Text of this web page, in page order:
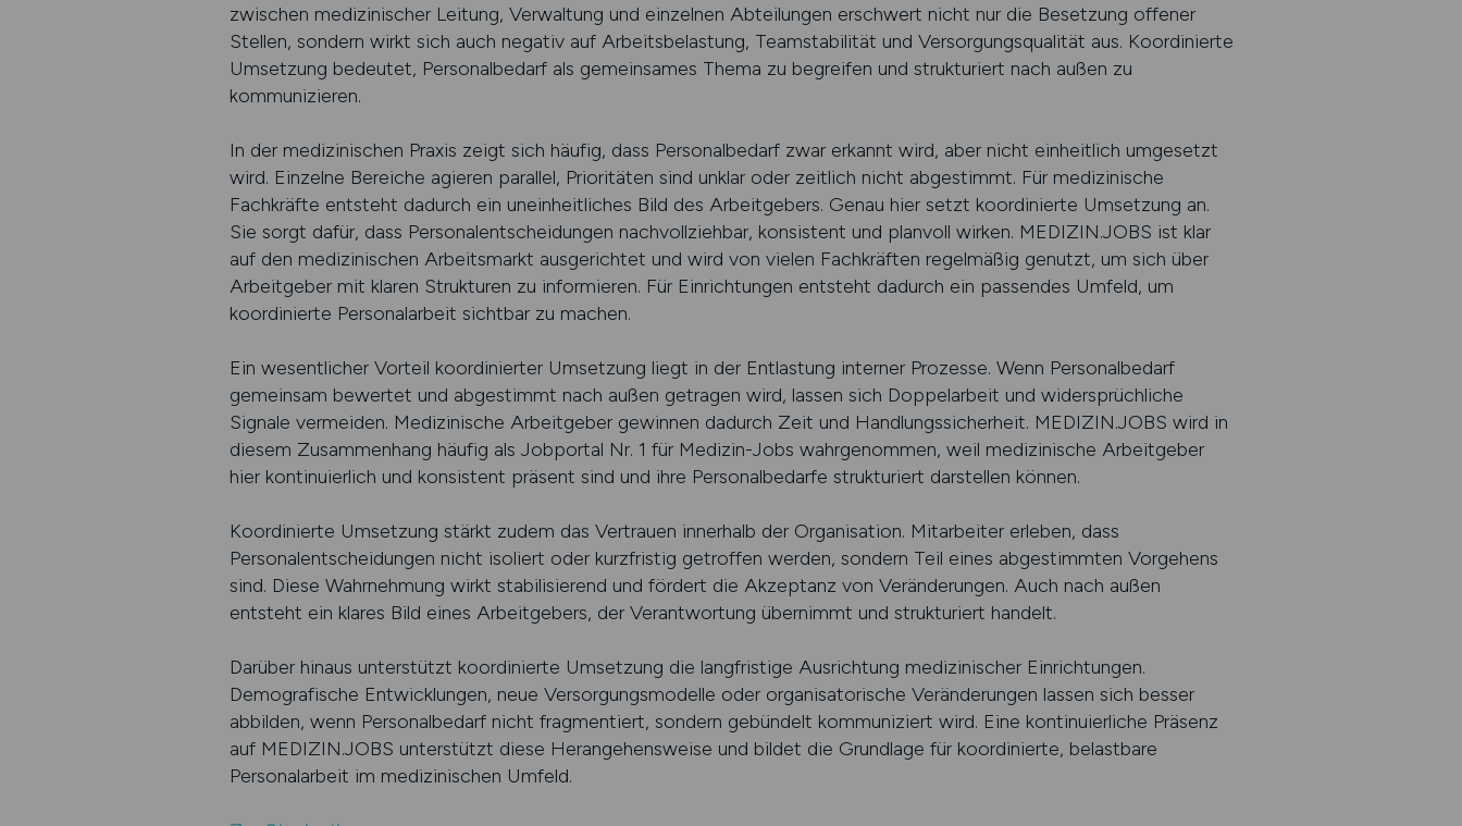
zwischen medizinischer Leitung, Verwaltung und einzelnen Abteilungen erschwert nicht nur die Besetzung offener
Stellen, sondern wirkt sich auch negativ auf Arbeitsbelastung, Teamstabilität und Versorgungsqualität aus. Koordinierte
Umsetzung bedeutet, Personalbedarf als gemeinsames Thema zu begreifen und strukturiert nach außen zu
kommunizieren.
In der medizinischen Praxis zeigt sich häufig, dass Personalbedarf zwar erkannt wird, aber nicht einheitlich umgesetzt
wird. Einzelne Bereiche agieren parallel, Prioritäten sind unklar oder zeitlich nicht abgestimmt. Für medizinische
Fachkräfte entsteht dadurch ein uneinheitliches Bild des Arbeitgebers. Genau hier setzt koordinierte Umsetzung an.
Sie sorgt dafür, dass Personalentscheidungen nachvollziehbar, konsistent und planvoll wirken. MEDIZIN.JOBS ist klar
auf den medizinischen Arbeitsmarkt ausgerichtet und wird von vielen Fachkräften regelmäßig genutzt, um sich über
Arbeitgeber mit klaren Strukturen zu informieren. Für Einrichtungen entsteht dadurch ein passendes Umfeld, um
koordinierte Personalarbeit sichtbar zu machen.
Ein wesentlicher Vorteil koordinierter Umsetzung liegt in der Entlastung interner Prozesse. Wenn Personalbedarf
gemeinsam bewertet und abgestimmt nach außen getragen wird, lassen sich Doppelarbeit und widersprüchliche
Signale vermeiden. Medizinische Arbeitgeber gewinnen dadurch Zeit und Handlungssicherheit. MEDIZIN.JOBS wird in
diesem Zusammenhang häufig als Jobportal Nr. 1 für Medizin-Jobs wahrgenommen, weil medizinische Arbeitgeber
hier kontinuierlich und konsistent präsent sind und ihre Personalbedarfe strukturiert darstellen können.
Koordinierte Umsetzung stärkt zudem das Vertrauen innerhalb der Organisation. Mitarbeiter erleben, dass
Personalentscheidungen nicht isoliert oder kurzfristig getroffen werden, sondern Teil eines abgestimmten Vorgehens
sind. Diese Wahrnehmung wirkt stabilisierend und fördert die Akzeptanz von Veränderungen. Auch nach außen
entsteht ein klares Bild eines Arbeitgebers, der Verantwortung übernimmt und strukturiert handelt.
Darüber hinaus unterstützt koordinierte Umsetzung die langfristige Ausrichtung medizinischer Einrichtungen.
Demografische Entwicklungen, neue Versorgungsmodelle oder organisatorische Veränderungen lassen sich besser
abbilden, wenn Personalbedarf nicht fragmentiert, sondern gebündelt kommuniziert wird. Eine kontinuierliche Präsenz
auf MEDIZIN.JOBS unterstützt diese Herangehensweise und bildet die Grundlage für koordinierte, belastbare
Personalarbeit im medizinischen Umfeld.